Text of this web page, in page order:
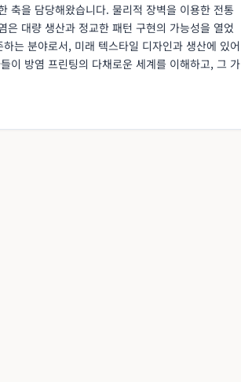
축을 담당해왔습니다. 물리적 장벽을 이용한 전통
대량 생산과 정교한 패턴 구현의 가능성을 열었
는 분야로서, 미래 텍스타일 디자인과 생산에 있어
이 방염 프린팅의 다채로운 세계를 이해하고, 그 가